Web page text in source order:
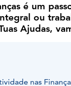
é um
ou
Ajudas,
nas